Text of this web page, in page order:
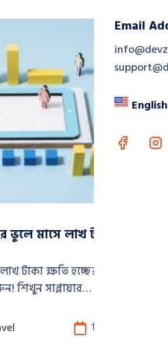
Email
English
ভুলে মাসে লাখ টাকার
টাকা ক্ষতি হচ্ছে? অদৃশ্য
শিখুন সাপ্লায়ার
মাসে লাখ টাকা সাশ্রয়ডিসে 21, 2025